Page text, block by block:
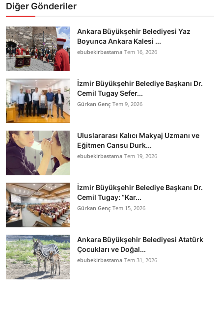
Diğer Gönderiler
Ankara Büyükşehir Belediyesi Yaz
Boyunca Ankara Kalesi ...
ebubekirbastama Tem 16, 2026
İzmir Büyükşehir Belediye Başkanı Dr.
Cemil Tugay Sefer...
Gürkan Genç Tem 9, 2026
Uluslararası Kalıcı Makyaj Uzmanı ve
Eğitmen Cansu Durk...
ebubekirbastama Tem 19, 2026
İzmir Büyükşehir Belediye Başkanı Dr.
Cemil Tugay: “Kar...
Gürkan Genç Tem 15, 2026
Ankara Büyükşehir Belediyesi Atatürk
Çocukları ve Doğal...
ebubekirbastama Tem 31, 2026